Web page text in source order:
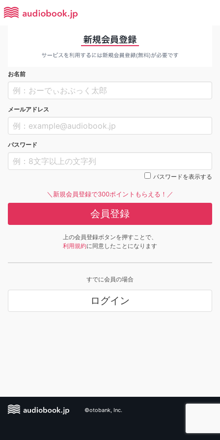
お名前
メールアドレス
パスワード
パスワードを表示する
＼新規会員登録で300ポイントもらえる！／
会員登録
上の会員登録ボタンを押すことで、
利用規約に同意したことになります
すでに会員の場合
ログイン
©otobank, Inc.